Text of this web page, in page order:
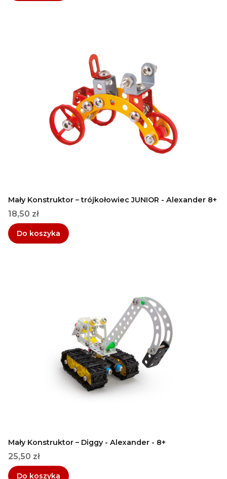
Mały Konstruktor – trójkołowiec JUNIOR - Alexander 8+
Cena
18,50 zł
Do koszyka
Mały Konstruktor – Diggy - Alexander - 8+
Cena
25,50 zł
Do koszyka